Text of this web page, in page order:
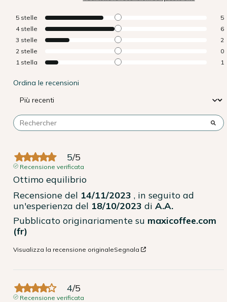
5 stelle
5
4 stelle
6
3 stelle
2
2 stelle
0
1 stella 1
Ordina le recensioni
5/5
Recensione verificata
Ottimo equilibrio
Recensione del 14/11/2023 , in seguito ad
un'esperienza del 18/10/2023 di A.A.
Pubblicato originariamente su maxicoffee.com
(fr)
Visualizza la recensione originaleSegnala
4/5
Recensione verificata